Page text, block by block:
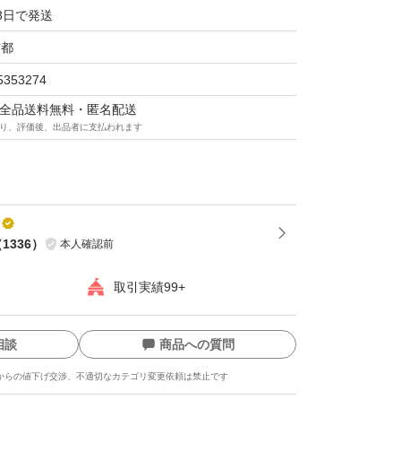
は必ず評価前にご連絡下さい。
心がけております。
致します。
日で発送
品送料無料・匿名配送
、評価後、出品者に支払われます
1336） 本人確認前
取引実績99+
談 商品への質問
らの値下げ交渉、不適切なカテゴリ変更依頼は禁止です